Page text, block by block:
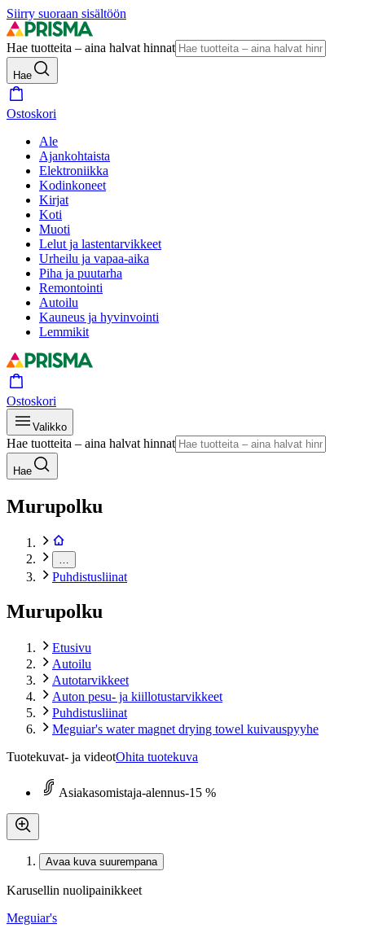
Siirry suoraan sisältöön
Hae tuotteita – aina halvat hinnat
Hae
Ostoskori
Ale
Ajankohtaista
Elektroniikka
Kodinkoneet
Kirjat
Koti
Muoti
Lelut ja lastentarvikkeet
Urheilu ja vapaa-aika
Piha ja puutarha
Remontointi
Autoilu
Kauneus ja hyvinvointi
Lemmikit
Ostoskori
Valikko
Hae tuotteita – aina halvat hinnat
Hae
Murupolku
Puhdistusliinat
Murupolku
Etusivu
Autoilu
Autotarvikkeet
Auton pesu- ja kiillotustarvikkeet
Puhdistusliinat
Meguiar's water magnet drying towel kuivauspyyhe
Tuotekuvat- ja videotOhita tuotekuva
Asiakasomistaja-alennus-15 %
Avaa kuva suurempana
Karusellin nuolipainikkeet
Meguiar's